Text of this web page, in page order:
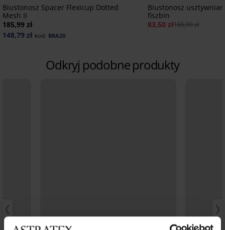
Biustonosz Spacer Flexicup Dotted
Mesh II
185,99 zł
148,79 zł kod: BRA20
Biustonosz
fiszbin
83,50 zł166,99 zł
Odkryj podobne produkty